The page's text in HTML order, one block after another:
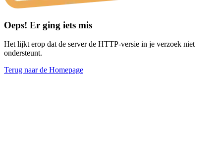
Oeps! Er ging iets mis
Het lijkt erop dat de server de HTTP-versie in je verzoek niet
ondersteunt.
Terug naar de Homepage